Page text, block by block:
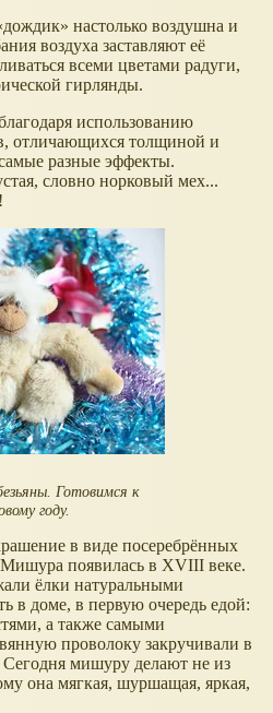
дождик
настолько воздушна и
воздуха заставляют её
всеми цветами радуги,
гирлянды.
использованию
отличающихся толщиной и
разные эффекты.
словно норковый мех...
Готовимся к
году.
в виде посеребрённых
появилась в XVIII веке.
ёлки натуральными
в доме, в первую очередь едой:
а также самыми
проволоку закручивали в
мишуру делают не из
она мягкая, шуршащая, яркая,